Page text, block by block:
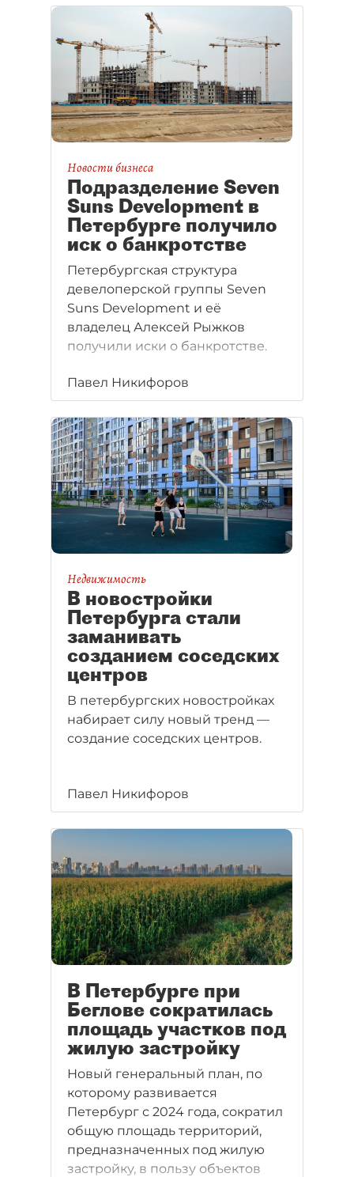
Новости бизнеса
Подразделение Seven
Suns Development в
Петербурге получило
иск о банкротстве
Петербургская структура
девелоперской группы Seven
Suns Development и её
владелец Алексей Рыжков
получили иски о банкротстве.
Павел Никифоров
Недвижимость
В новостройки
Петербурга стали
заманивать
созданием соседских
центров
В петербургских новостройках
набирает силу новый тренд —
создание соседских центров.
Павел Никифоров
В Петербурге при
Беглове сократилась
площадь участков под
жилую застройку
Новый генеральный план, по
которому развивается
Петербург с 2024 года, сократил
общую площадь территорий,
предназначенных под жилую
застройку, в пользу объектов